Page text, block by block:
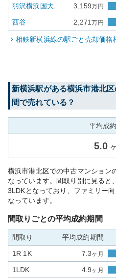
羽沢横浜国大 3,159万円
西谷 2,271万円
相鉄新横浜線の駅ごと売却価格
新横浜駅がある横浜市港北区
間で売れている？
平均成
5.0
横浜市港北区での中古マンション
なっています。間取り別に見ると
3LDKとなっており、ファミリー
なっています。
間取りごとの平均成約期間
間取り 平均成約期間
1R 1K 7.3ヶ月
1LDK 4.9ヶ月